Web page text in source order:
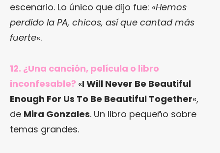
escenario. Lo único que dijo fue: «Hemos
perdido la PA, chicos, así que cantad más
fuerte«.
12. ¿Una canción, película o libro
inconfesable? «I Will Never Be Beautiful
Enough For Us To Be Beautiful Together«,
de Mira Gonzales. Un libro pequeño sobre
temas grandes.